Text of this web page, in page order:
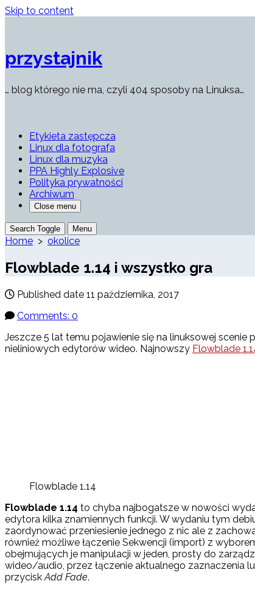
Skip to content
przystajnik
… blog którego nie ma, czyli 404 sposoby na Linuksa…
Etykieta zastępcza
Linux dla fotografa
Linux dla muzyka
PPA Highly Explosive
Polityka prywatności
Archiwum
Close menu
Search Toggle Menu
Home > okolice
Flowblade 1.14 i wszystko gra
Published date 11 października, 2017
Comments: 0
Jeszcze 5 lat temu pojawienie się na linuksowej scenie
nieliniowych edytorów wideo. Najnowszy Flowblade
Flowblade 1.14
Flowblade 1.14 to chyba najbogatsze w nowości
edytora kilka znamiennych funkcji. W wydaniu tym
zaordynować przeniesienie jednego z nic ale z
również możliwe łączenie Sekwencji (import) z
obejmujących je manipulacji w jeden, prosty do
wideo/audio, przez łączenie aktualnego zaznaczenia
przyciskAdd Fade.